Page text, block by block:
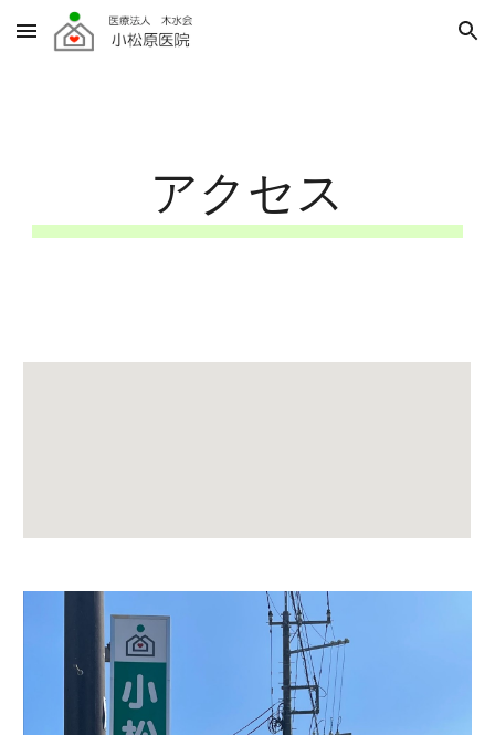
Skip to main content Skip to navigation
アクセス